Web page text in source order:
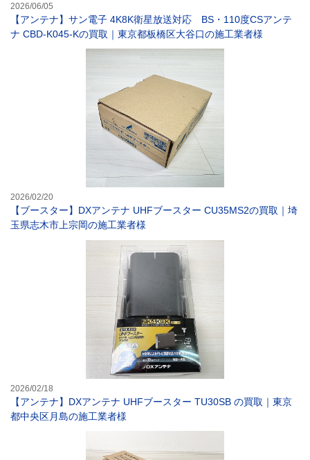
2026/06/05
【アンテナ】サン電子 4K8K衛星放送対応 BS・110度CSアンテ
ナ CBD-K045-Kの買取｜東京都板橋区大谷口の施工業者様
2026/02/20
【ブースター】DXアンテナ UHFブースター CU35MS2の買取｜埼
玉県志木市上宗岡の施工業者様
2026/02/18
【アンテナ】DXアンテナ UHFブースター TU30SB の買取｜東京
都中央区月島の施工業者様